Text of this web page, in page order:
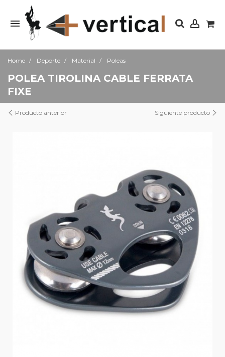
Home Deporte Material Poleas
POLEA TIROLINA CABLE FERRATA
FIXE
Producto anterior Siguiente producto